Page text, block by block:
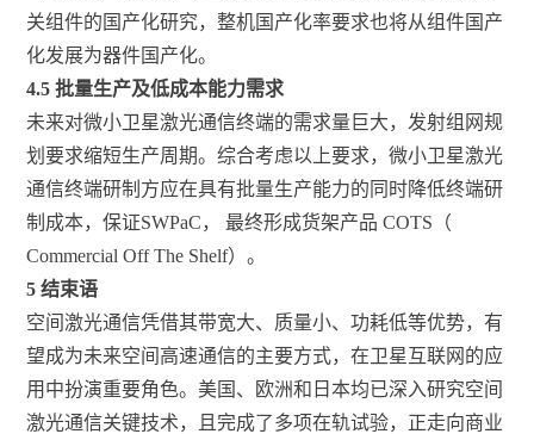
关组件的国产化研究，整机国产化率要求也将从组件国产
化发展为器件国产化。
4.5 批量生产及低成本能力需求
未来对微小卫星激光通信终端的需求量巨大，发射组网规
划要求缩短生产周期。综合考虑以上要求，微小卫星激光
通信终端研制方应在具有批量生产能力的同时降低终端研
制成本，保证SWPaC， 最终形成货架产品 COTS（
Commercial Off The Shelf）。
5 结束语
空间激光通信凭借其带宽大、质量小、功耗低等优势，有
望成为未来空间高速通信的主要方式，在卫星互联网的应
用中扮演重要角色。美国、欧洲和日本均已深入研究空间
激光通信关键技术，且完成了多项在轨试验，正走向商业